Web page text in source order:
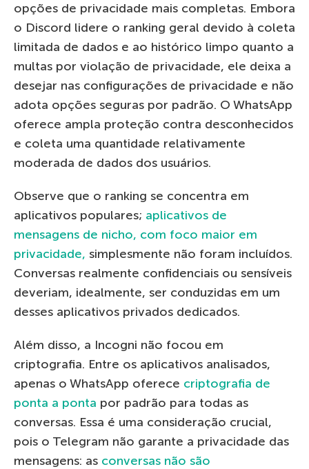
opções de privacidade mais completas. Embora
o Discord lidere o ranking geral devido à coleta
limitada de dados e ao histórico limpo quanto a
multas por violação de privacidade, ele deixa a
desejar nas configurações de privacidade e não
adota opções seguras por padrão. O WhatsApp
oferece ampla proteção contra desconhecidos
e coleta uma quantidade relativamente
moderada de dados dos usuários.
Observe que o ranking se concentra em
aplicativos populares; aplicativos de
mensagens de nicho, com foco maior em
privacidade, simplesmente não foram incluídos.
Conversas realmente confidenciais ou sensíveis
deveriam, idealmente, ser conduzidas em um
desses aplicativos privados dedicados.
Além disso, a Incogni não focou em
criptografia. Entre os aplicativos analisados,
apenas o WhatsApp oferece criptografia de
ponta a ponta por padrão para todas as
conversas. Essa é uma consideração crucial,
pois o Telegram não garante a privacidade das
mensagens: as conversas não são